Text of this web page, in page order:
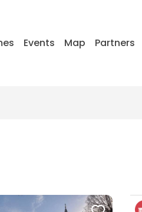
Events Map Partners